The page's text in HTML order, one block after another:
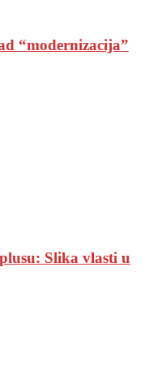
“modernizacija”
Slika vlasti u